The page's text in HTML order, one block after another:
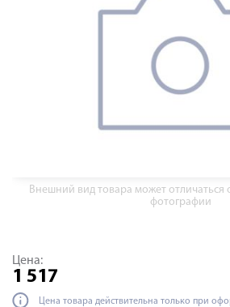
Внешний вид товара может отличаться
фотографии
Цена:
1 517
Цена товара действительна только при